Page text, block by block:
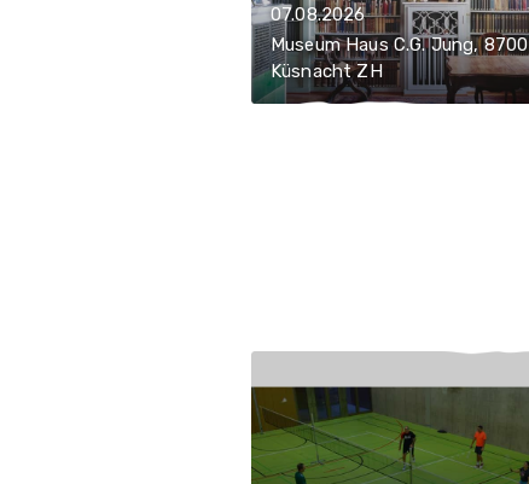
07.08.2026
Museum Haus C.G. Jung, 8700
Küsnacht ZH